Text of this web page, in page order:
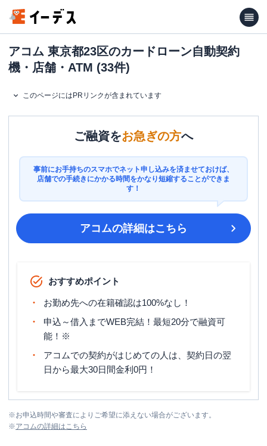
アコム 東京都23区のカードローン自動契約
機・店舗・ATM (33件)
このページにはPRリンクが含まれています
ご融資をお急ぎの方へ
事前にお手持ちのスマホでネット申し込みを済ませておけば、
店舗での手続きにかかる時間をかなり短縮することができま
す！
アコムの詳細はこちら
おすすめポイント
お勤め先への在籍確認は100%なし！
申込～借入までWEB完結！最短20分で融資可
能！※
アコムでの契約がはじめての人は、契約日の翌
日から最大30日間金利0円！
※お申込時間や審査によりご希望に添えない場合がございます。
※アコムの詳細はこちら